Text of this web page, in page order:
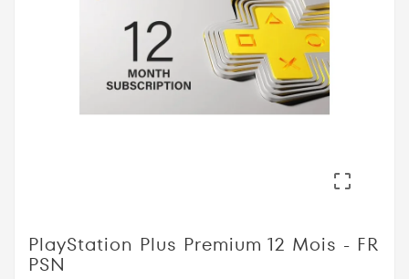

PlayStation Plus Premium 12 Mois - FR
PSN